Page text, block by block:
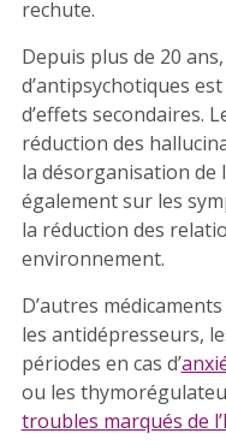
rechute.
Depuis plus de 20
d’antipsychotiques
d’effets secondaires.
réduction des
la désorganisation de
également sur les
la réduction des
environnement.
D’autres
les antidépresseurs,
périodes en cas d’
ou les
troubles marqués de